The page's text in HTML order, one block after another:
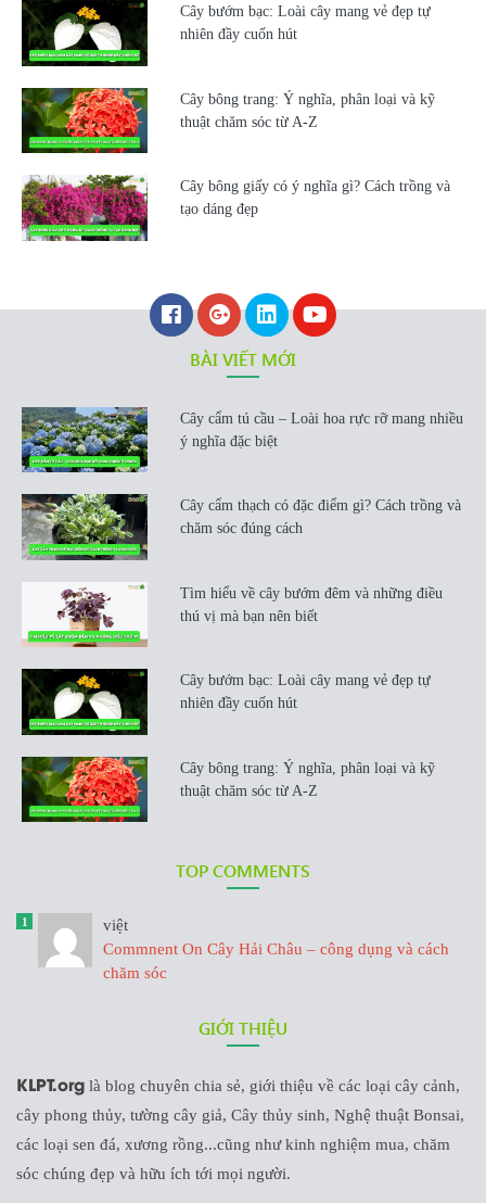
Cây bướm bạc: Loài cây mang vẻ đẹp tự
nhiên đầy cuốn hút
Cây bông trang: Ý nghĩa, phân loại và kỹ
thuật chăm sóc từ A-Z
Cây bông giấy có ý nghĩa gì? Cách trồng và
tạo dáng đẹp
BÀI VIẾT MỚI
Cây cẩm tú cầu – Loài hoa rực rỡ mang nhiều
ý nghĩa đặc biệt
Cây cẩm thạch có đặc điểm gì? Cách trồng và
chăm sóc đúng cách
Tìm hiểu về cây bướm đêm và những điều
thú vị mà bạn nên biết
Cây bướm bạc: Loài cây mang vẻ đẹp tự
nhiên đầy cuốn hút
Cây bông trang: Ý nghĩa, phân loại và kỹ
thuật chăm sóc từ A-Z
TOP COMMENTS
1
việt
Commnent On Cây Hải Châu – công dụng và cách
chăm sóc
GIỚI THIỆU
KLPT.org là blog chuyên chia sẻ, giới thiệu về các loại cây cảnh,
cây phong thủy, tường cây giả, Cây thủy sinh, Nghệ thuật Bonsai,
các loại sen đá, xương rồng...cũng như kinh nghiệm mua, chăm
sóc chúng đẹp và hữu ích tới mọi người.